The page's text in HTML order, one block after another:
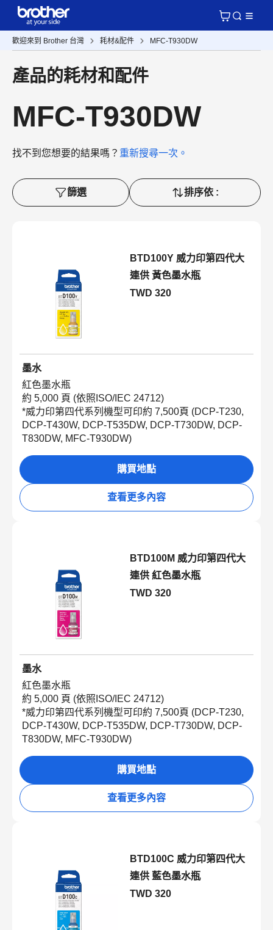
歡迎來到 Brother 台灣 耗材&配件 MFC-T930DW
產品的耗材和配件
MFC-T930DW
找不到您想要的結果嗎？ 重新搜尋一次。
篩選 排序依 :
BTD100Y 威力印第四代大
連供 黃色墨水瓶
TWD 320
墨水
紅色墨水瓶
約 5,000 頁 (依照 ISO/IEC 24712)
*威力印第四代系列機型可印約 7,500頁 (DCP-T230,
DCP-T430W, DCP-T535DW, DCP-T730DW, DCP-
T830DW, MFC-T930DW)
購買地點
查看更多內容
BTD100M 威力印第四代大
連供 紅色墨水瓶
TWD 320
墨水
紅色墨水瓶
約 5,000 頁 (依照 ISO/IEC 24712)
*威力印第四代系列機型可印約 7,500頁 (DCP-T230,
DCP-T430W, DCP-T535DW, DCP-T730DW, DCP-
T830DW, MFC-T930DW)
購買地點
查看更多內容
BTD100C 威力印第四代大
連供 藍色墨水瓶
TWD 320